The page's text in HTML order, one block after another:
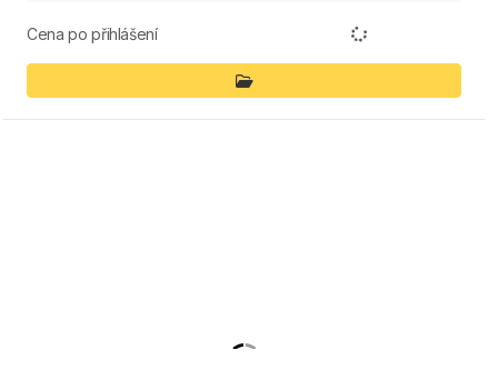
Cena po přihlášení